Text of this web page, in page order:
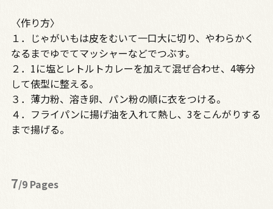
〈作り方〉
１．じゃがいもは皮をむいて一口大に切り、やわらかく
なるまでゆでてマッシャーなどでつぶす。
２．1に塩とレトルトカレーを加えて混ぜ合わせ、4等分
して俵型に整える。
３．薄力粉、溶き卵、パン粉の順に衣をつける。
４．フライパンに揚げ油を入れて熱し、3をこんがりする
まで揚げる。
7/9 Pages